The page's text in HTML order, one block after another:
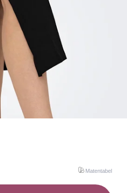
Matentabel